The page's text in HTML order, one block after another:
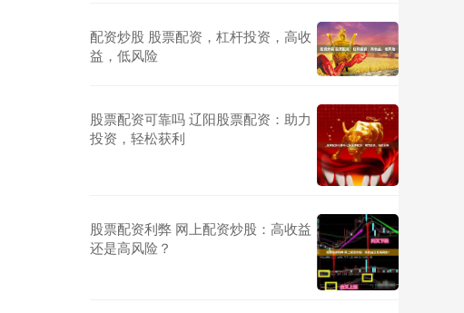
配资炒股 股票配资，杠杆投资，高收
益，低风险
股票配资可靠吗 辽阳股票配资：助力
投资，轻松获利
股票配资利弊 网上配资炒股：高收益
还是高风险？